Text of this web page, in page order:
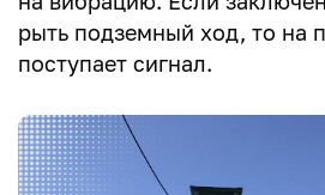
рыть подземный ход, то на
поступает сигнал.